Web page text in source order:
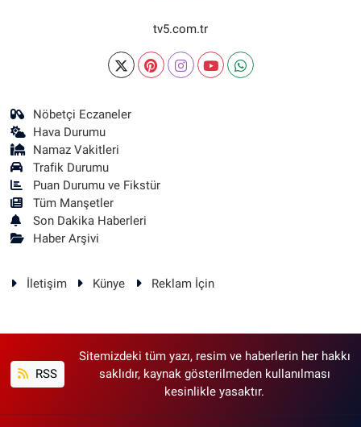
tv5.com.tr
Nöbetçi Eczaneler
Hava Durumu
Namaz Vakitleri
Trafik Durumu
Puan Durumu ve Fikstür
Tüm Manşetler
Son Dakika Haberleri
Haber Arşivi
İletişim Künye Reklam İçin
RSS
Sitemizdeki tüm yazı, resim ve haberlerin her hakkı
saklıdır, kaynak gösterilmeden kullanılması
kesinlikle yasaktır.